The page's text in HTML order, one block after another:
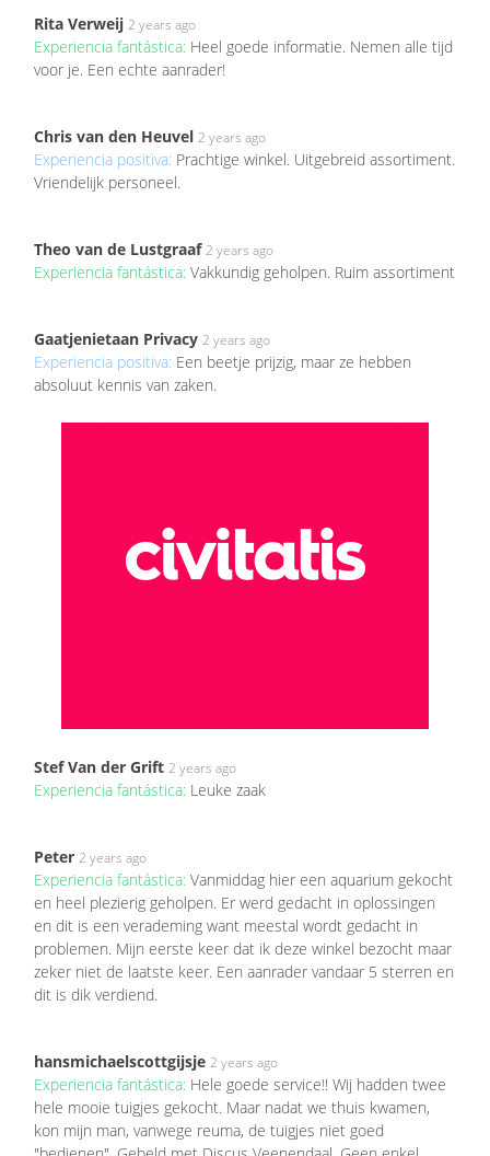
Rita Verweij 2 years ago
Experiencia fantástica: Heel goede informatie. Nemen alle tijd
voor je. Een echte aanrader!
Chris van den Heuvel 2 years ago
Experiencia positiva: Prachtige winkel. Uitgebreid assortiment.
Vriendelijk personeel.
Theo van de Lustgraaf 2 years ago
Experiencia fantástica: Vakkundig geholpen. Ruim assortiment
Gaatjenietaan Privacy 2 years ago
Experiencia positiva: Een beetje prijzig, maar ze hebben
absoluut kennis van zaken.
Stef Van der Grift 2 years ago
Experiencia fantástica: Leuke zaak
Peter 2 years ago
Experiencia fantástica: Vanmiddag hier een aquarium gekocht
en heel plezierig geholpen. Er werd gedacht in oplossingen
en dit is een verademing want meestal wordt gedacht in
problemen. Mijn eerste keer dat ik deze winkel bezocht maar
zeker niet de laatste keer. Een aanrader vandaar 5 sterren en
dit is dik verdiend.
hansmichaelscottgijsje 2 years ago
Experiencia fantástica: Hele goede service!! Wij hadden twee
hele mooie tuigjes gekocht. Maar nadat we thuis kwamen,
kon mijn man, vanwege reuma, de tuigjes niet goed